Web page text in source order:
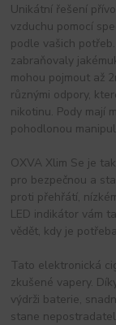
Unikátní řešení
vzduchu pomocí
podle vašich
zabraňovaly
mohou pojmout až
různými odpory,
nikotinu. Pody mají
pohodlonou
OXVA Xlim Se je
pro bezpečnou a
proti přehřátí,
LED indikátor vám
vědět, kdy je
Tato elektronická
zkušené vapery.
výdrži baterie,
stane